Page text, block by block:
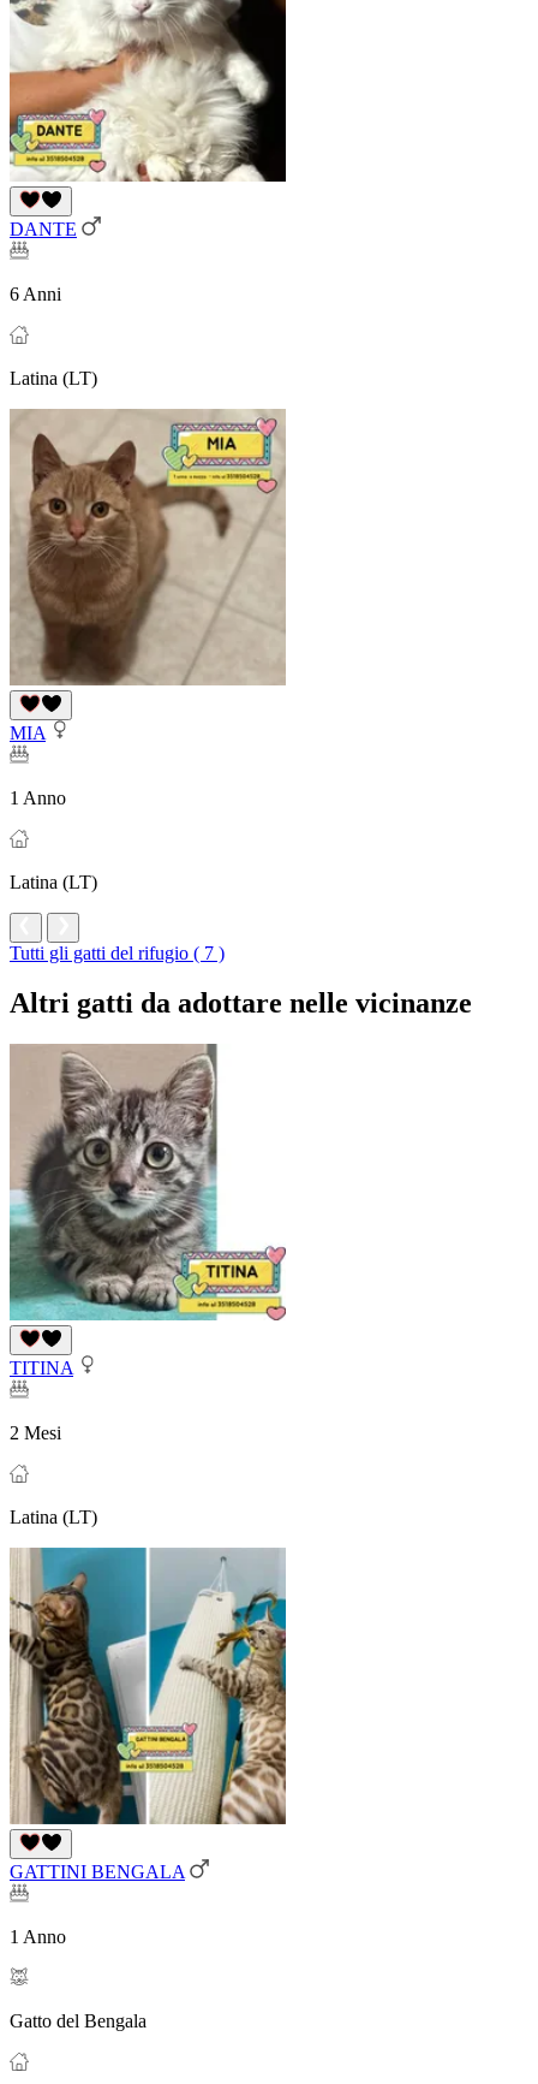
DANTE
6 Anni
Latina (LT)
MIA
1 Anno
Latina (LT)
Tutti gli gatti del rifugio ( 7 )
Altri gatti da adottare nelle vicinanze
TITINA
2 Mesi
Latina (LT)
GATTINI BENGALA
1 Anno
Gatto del Bengala